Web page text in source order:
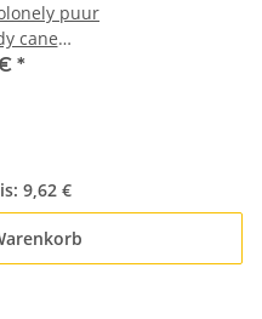
puur
cane
(180g
*
9,62 €